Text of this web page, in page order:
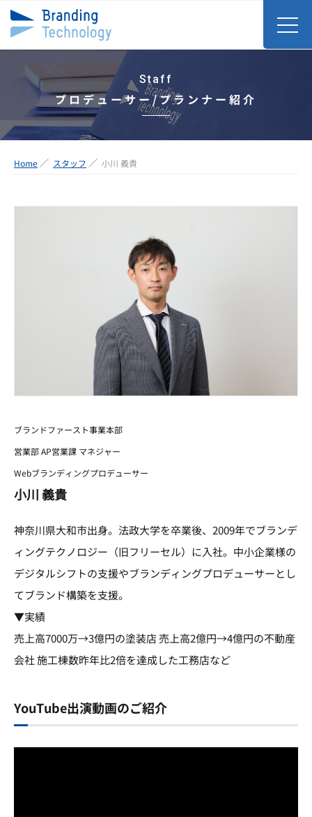
Staff
プロデューサー/プランナー紹介
Home スタッフ 小川 義貴
ブランドファースト事業本部
営業部 AP営業課 マネジャー
Webブランディングプロデューサー
小川 義貴
神奈川県大和市出身。法政大学を卒業後、2009年でブランデ
ィングテクノロジー（旧フリーセル）に入社。中小企業様の
デジタルシフトの支援やブランディングプロデューサーとし
てブランド構築を支援。
▼実績
売上高7000万→3億円の塗装店 売上高2億円→4億円の不動産
会社 施工棟数昨年比2倍を達成した工務店など
YouTube出演動画のご紹介